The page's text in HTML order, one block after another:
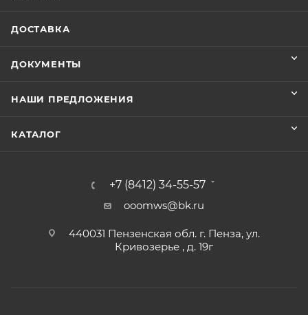
ДОСТАВКА
ДОКУМЕНТЫ
НАШИ ПРЕДЛОЖЕНИЯ
КАТАЛОГ
+7 (8412) 34-55-57
ooomws@bk.ru
440031 Пензенская обл. г. Пенза, ул.
Кривозерье , д. 19г